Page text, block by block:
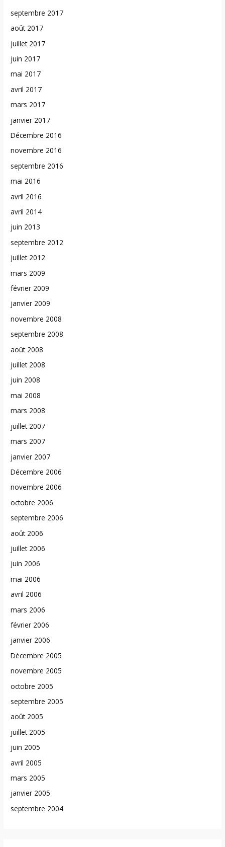
septembre 2017
août 2017
juillet 2017
juin 2017
mai 2017
avril 2017
mars 2017
janvier 2017
Décembre 2016
novembre 2016
septembre 2016
mai 2016
avril 2016
avril 2014
juin 2013
septembre 2012
juillet 2012
mars 2009
février 2009
janvier 2009
novembre 2008
septembre 2008
août 2008
juillet 2008
juin 2008
mai 2008
mars 2008
juillet 2007
mars 2007
janvier 2007
Décembre 2006
novembre 2006
octobre 2006
septembre 2006
août 2006
juillet 2006
juin 2006
mai 2006
avril 2006
mars 2006
février 2006
janvier 2006
Décembre 2005
novembre 2005
octobre 2005
septembre 2005
août 2005
juillet 2005
juin 2005
avril 2005
mars 2005
janvier 2005
septembre 2004